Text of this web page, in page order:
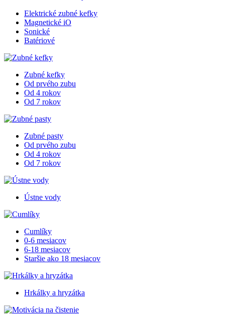
Elektrické zubné kefky
Magnetické iO
Sonické
Batériové
Zubné kefky
Od prvého zubu
Od 4 rokov
Od 7 rokov
Zubné pasty
Od prvého zubu
Od 4 rokov
Od 7 rokov
Ústne vody
Cumlíky
0-6 mesiacov
6-18 mesiacov
Staršie ako 18 mesiacov
Hrkálky a hryzátka